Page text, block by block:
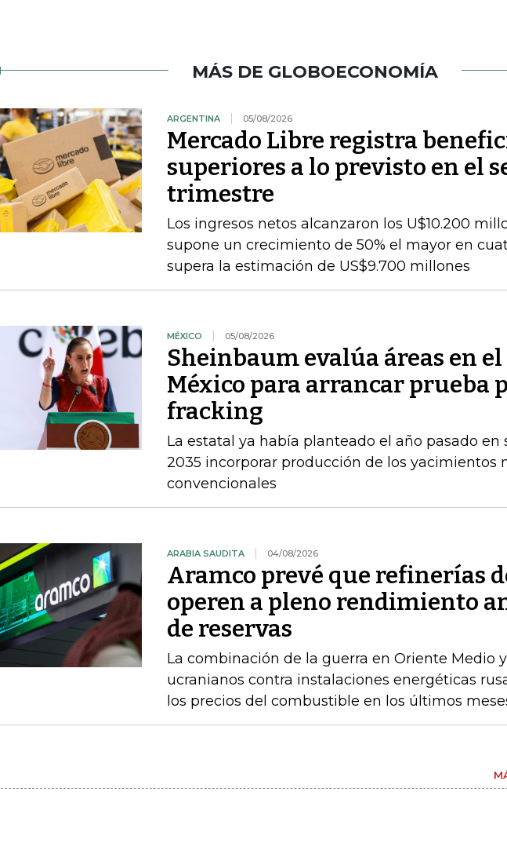
MÁS DE GLOBOECONOMÍA
ARGENTINA 05/08/2026
Mercado Libre registra
superiores a lo previsto en el
trimestre
Los ingresos netos alcanzaron los U$10.200
supone un crecimiento de 50% el mayor en
supera la estimación de US$9.700 millones
MÉXICO 05/08/2026
Sheinbaum evalúa áreas en
México para arrancar prueba
fracking
La estatal ya había planteado el año pasado en
2035 incorporar producción de los yacimientos
convencionales
ARABIA SAUDITA 04/08/2026
Aramco prevé que refinerías
operen a pleno rendimiento
de reservas
La combinación de la guerra en Oriente Medio
ucranianos contra instalaciones energéticas
los precios del combustible en los últimos